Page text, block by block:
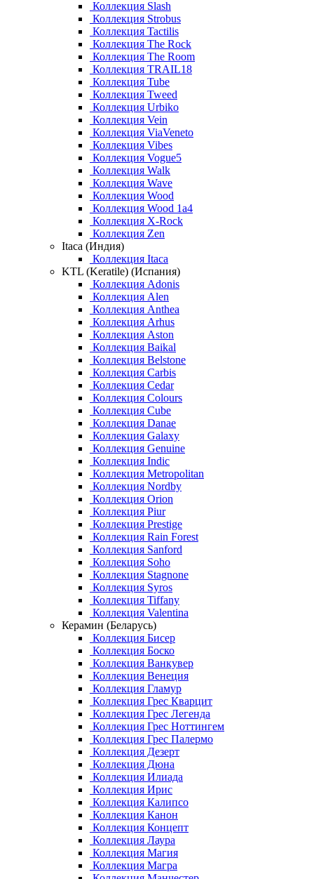
Коллекция Slash
Коллекция Strobus
Коллекция Tactilis
Коллекция The Rock
Коллекция The Room
Коллекция TRAIL18
Коллекция Tube
Коллекция Tweed
Коллекция Urbiko
Коллекция Vein
Коллекция ViaVeneto
Коллекция Vibes
Коллекция Vogue5
Коллекция Walk
Коллекция Wave
Коллекция Wood
Коллекция Wood 1a4
Коллекция X-Rock
Коллекция Zen
Itaca (Индия)
Коллекция Itaca
KTL (Keratile) (Испания)
Коллекция Adonis
Коллекция Alen
Коллекция Anthea
Коллекция Arhus
Коллекция Aston
Коллекция Baikal
Коллекция Belstone
Коллекция Carbis
Коллекция Cedar
Коллекция Colours
Коллекция Cube
Коллекция Danae
Коллекция Galaxy
Коллекция Genuine
Коллекция Indic
Коллекция Metropolitan
Коллекция Nordby
Коллекция Orion
Коллекция Piur
Коллекция Prestige
Коллекция Rain Forest
Коллекция Sanford
Коллекция Soho
Коллекция Stagnone
Коллекция Syros
Коллекция Tiffany
Коллекция Valentina
Керамин (Беларусь)
Коллекция Бисер
Коллекция Боско
Коллекция Ванкувер
Коллекция Венеция
Коллекция Гламур
Коллекция Грес Кварцит
Коллекция Грес Легенда
Коллекция Грес Ноттингем
Коллекция Грес Палермо
Коллекция Дезерт
Коллекция Дюна
Коллекция Илиада
Коллекция Ирис
Коллекция Калипсо
Коллекция Канон
Коллекция Концепт
Коллекция Лаура
Коллекция Магия
Коллекция Магра